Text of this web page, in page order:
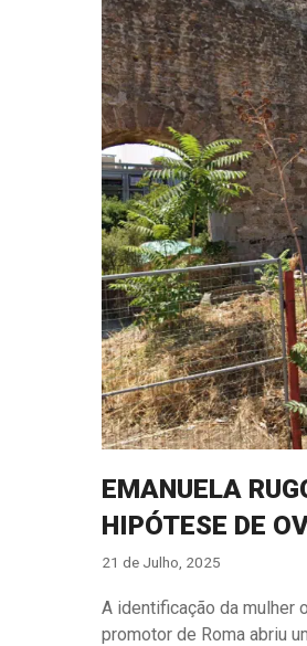
EMANUELA
HIPÓTESE DE
21 de Julho, 2025
A identificação da mulher
promotor de Roma abriu